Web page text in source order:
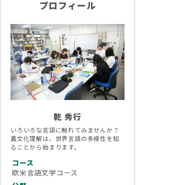
プロフィール
乾 秀行
いろいろな言語に触れてみませんか？
異文化理解は、世界言語の多様性を知
ることから始まります。
コース
欧米言語文学コース